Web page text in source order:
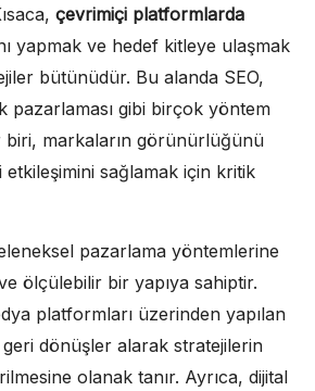
çevrimiçi platformlarda
yapmak ve hedef kitleye ulaşmak
bütünüdür. Bu alanda SEO,
pazarlaması gibi birçok yöntem
biri, markaların görünürlüğünü
etkileşimini sağlamak için kritik
pazarlama yöntemlerine
ölçülebilir bir yapıya sahiptir.
platformları üzerinden yapılan
dönüşler alarak stratejilerin
olanak tanır. Ayrıca, dijital